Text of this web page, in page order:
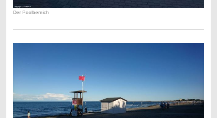
Der Poolbereich